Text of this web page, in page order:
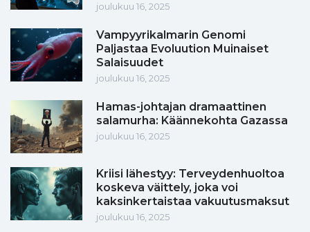
joulukuu 16, 2025
Vampyyrikalmarin Genomi
Paljastaa Evoluution Muinaiset
Salaisuudet
joulukuu 16, 2025
Hamas-johtajan dramaattinen
salamurha: Käännekohta Gazassa
joulukuu 16, 2025
Kriisi lähestyy: Terveydenhuoltoa
koskeva väittely, joka voi
kaksinkertaistaa vakuutusmaksut
joulukuu 16, 2025